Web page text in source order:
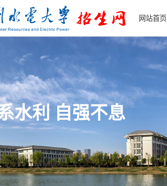
网站首页
水利 自强不息